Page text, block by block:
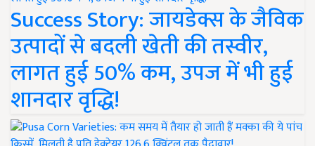
Success Story: जायडेक्स के जैविक
उत्पादों से बदली खेती की तस्वीर,
लागत हुई 50% कम, उपज में भी हुई
शानदार वृद्धि!